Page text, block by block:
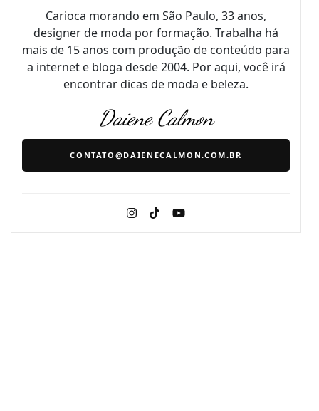
Carioca morando em São Paulo, 33 anos,
designer de moda por formação. Trabalha há
mais de 15 anos com produção de conteúdo para
a internet e bloga desde 2004. Por aqui, você irá
encontrar dicas de moda e beleza.
Daiene Calmon
CONTATO@DAIENECALMON.COM.BR